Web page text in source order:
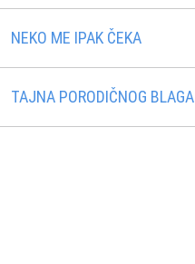
NEKO ME IPAK ČEKA
TAJNA PORODIČNOG BLAGA